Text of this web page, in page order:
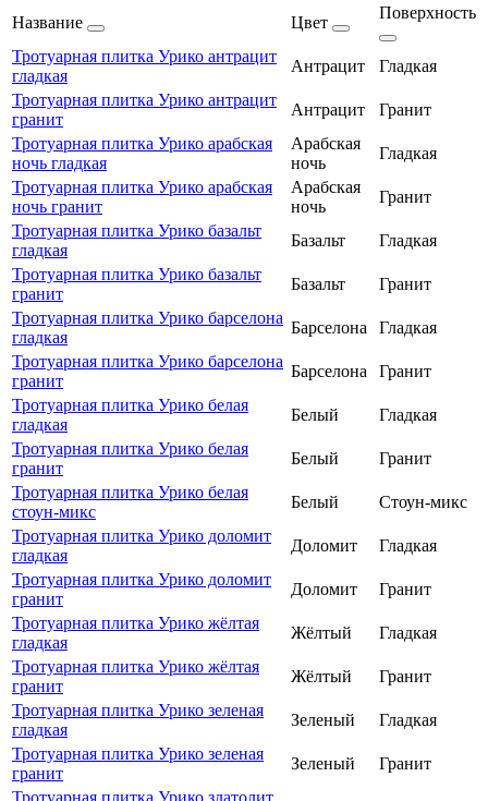
Название Цвет
Поверхность
Тротуарная плитка Урико антрацит
гладкая
Антрацит
Гладкая
Тротуарная плитка Урико антрацит
гранит
Антрацит
Гранит
Тротуарная плитка Урико арабская
ночь гладкая
Арабская
ночь
Гладкая
Тротуарная плитка Урико арабская
ночь гранит
Арабская
ночь
Гранит
Тротуарная плитка Урико базальт
гладкая
Базальт
Гладкая
Тротуарная плитка Урико базальт
гранит
Базальт
Гранит
Тротуарная плитка Урико барселона
гладкая
Барселона
Гладкая
Тротуарная плитка Урико барселона
гранит
Барселона
Гранит
Тротуарная плитка Урико белая
гладкая
Белый
Гладкая
Тротуарная плитка Урико белая
гранит
Белый
Гранит
Тротуарная плитка Урико белая
стоун-микс
Белый
Стоун-микс
Тротуарная плитка Урико доломит
гладкая
Доломит
Гладкая
Тротуарная плитка Урико доломит
гранит
Доломит
Гранит
Тротуарная плитка Урико жёлтая
гладкая
Жёлтый
Гладкая
Тротуарная плитка Урико жёлтая
гранит
Жёлтый
Гранит
Тротуарная плитка Урико зеленая
гладкая
Зеленый
Гладкая
Тротуарная плитка Урико зеленая
гранит
Зеленый
Гранит
Тротуарная плитка Урико златолит